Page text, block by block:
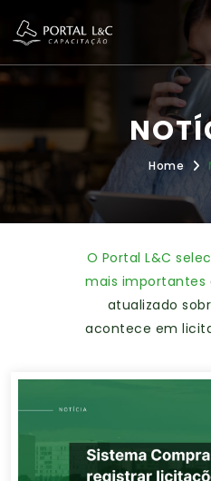
Home
O Portal L&C
mais importantes
atualizado
acontece em